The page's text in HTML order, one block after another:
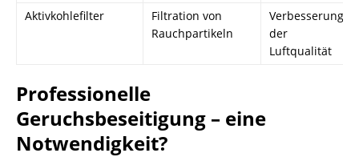
Aktivkohlefilter
Filtration von
Rauchpartikeln
Verbesserung
der
Luftqualität
Professionelle
Geruchsbeseitigung – eine
Notwendigkeit?